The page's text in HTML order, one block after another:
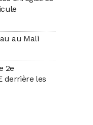
au Mali
2e
derrière les